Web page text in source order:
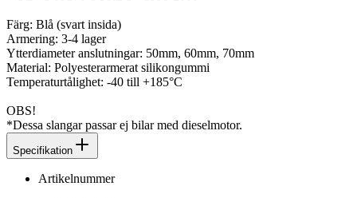
Färg: Blå (svart insida)
Armering: 3-4 lager
Ytterdiameter anslutningar: 50mm, 60mm, 70mm
Material: Polyesterarmerat silikongummi
Temperaturtålighet: -40 till +185°C
OBS!
*Dessa slangar passar ej bilar med dieselmotor.
Specifikation
Artikelnummer